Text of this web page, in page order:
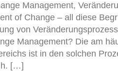
Management,
of Change – all diese
von
Management? Die am
ist in den solchen
[…]